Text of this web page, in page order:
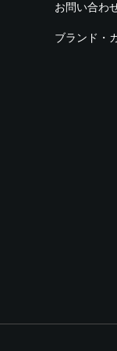
お問い合わ
ブランド・